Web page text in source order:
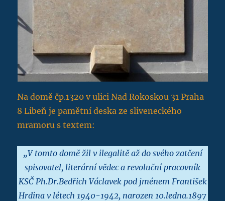
Na domě čp.1320 v ulici Nad Rokoskou 31 Praha
8 Libeň je pamětní deska ze sliveneckého
mramoru s textem:
„V tomto domě žil v ilegalitě až do svého zatčení
spisovatel, literární vědec a revoluční pracovník
KSČ Ph.Dr.Bedřich Václavek pod jménem František
Hrdina v létech 1940-1942, narozen 10.ledna.1897